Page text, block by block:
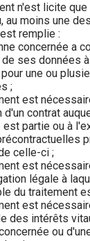
n'est licite
au moins une
remplie :
concernée a
ses données
une ou
;
est
d'un contrat
est partie ou à
celle-ci ;
est
légale à
du traitement
est
des intérêts
ou